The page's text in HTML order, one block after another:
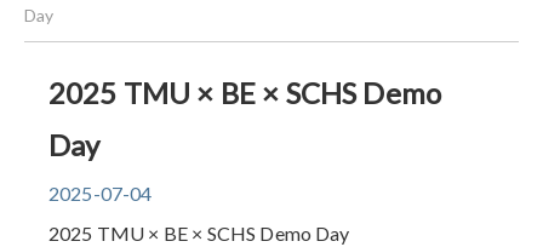
Day
​2025 TMU × BE × SCHS Demo
Day
2025-07-04
2025 TMU × BE × SCHS Demo Day